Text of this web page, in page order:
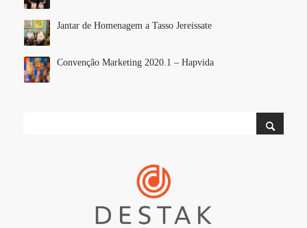
Jantar de Homenagem a Tasso Jereissate
Convenção Marketing 2020.1 – Hapvida